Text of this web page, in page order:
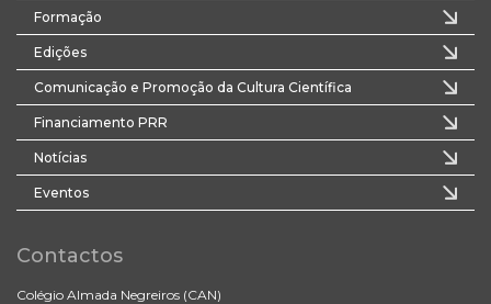
Formação
Edições
Comunicação e Promoção da Cultura Científica
Financiamento PRR
Notícias
Eventos
Contactos
Colégio Almada Negreiros (CAN)